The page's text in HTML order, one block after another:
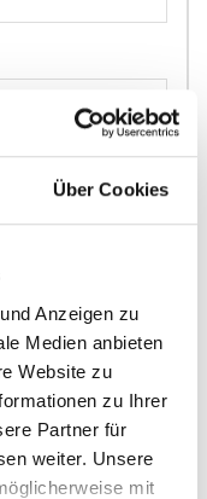
Über Cookies
Anzeigen zu
Medien anbieten
Website zu
zu Ihrer
Partner für
weiter. Unsere
mit